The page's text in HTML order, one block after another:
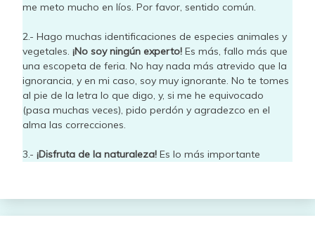
me meto mucho en líos. Por favor, sentido común.
2.- Hago muchas identificaciones de especies animales y
vegetales. ¡No soy ningún experto! Es más, fallo más que
una escopeta de feria. No hay nada más atrevido que la
ignorancia, y en mi caso, soy muy ignorante. No te tomes
al pie de la letra lo que digo, y, si me he equivocado
(pasa muchas veces), pido perdón y agradezco en el
alma las correcciones.
3.- ¡Disfruta de la naturaleza! Es lo más importante